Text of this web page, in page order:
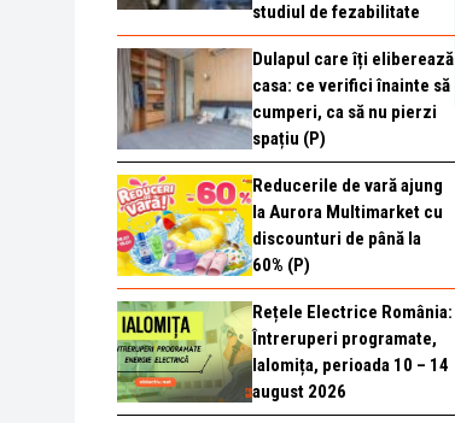
studiul de fezabilitate
Dulapul care îți eliberează
casa: ce verifici înainte să
cumperi, ca să nu pierzi
spațiu (P)
Reducerile de vară ajung
la Aurora Multimarket cu
discounturi de până la
60% (P)
Rețele Electrice România:
Întreruperi programate,
Ialomița, perioada 10 – 14
august 2026